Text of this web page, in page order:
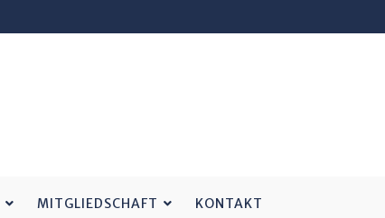
MITGLIEDSCHAFT KONTAKT